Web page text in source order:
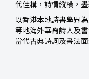
代佳構，詩情縱橫，
以香港本地詩書學界
等地海外華裔詩人及
當代古典詩詞及書法